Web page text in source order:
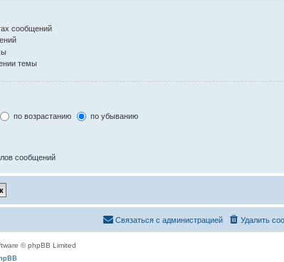
сообщений
темы
по возрастанию по убыванию
сообщений
Удалить
Связаться с администрацией
© phpBB Limited